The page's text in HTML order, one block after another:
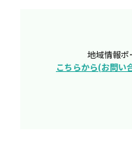
地域情報ポ
こちらから(お問い